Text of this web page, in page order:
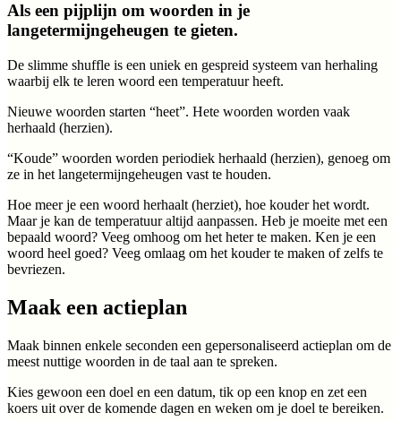
Als een pijplijn om woorden in je
langetermijngeheugen te gieten.
De slimme shuffle is een uniek en gespreid systeem van herhaling
waarbij elk te leren woord een temperatuur heeft.
Nieuwe woorden starten “heet”. Hete woorden worden vaak
herhaald (herzien).
“Koude” woorden worden periodiek herhaald (herzien), genoeg om
ze in het langetermijngeheugen vast te houden.
Hoe meer je een woord herhaalt (herziet), hoe kouder het wordt.
Maar je kan de temperatuur altijd aanpassen. Heb je moeite met een
bepaald woord? Veeg omhoog om het heter te maken. Ken je een
woord heel goed? Veeg omlaag om het kouder te maken of zelfs te
bevriezen.
Maak een actieplan
Maak binnen enkele seconden een gepersonaliseerd actieplan om de
meest nuttige woorden in de taal aan te spreken.
Kies gewoon een doel en een datum, tik op een knop en zet een
koers uit over de komende dagen en weken om je doel te bereiken.